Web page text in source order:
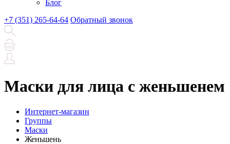
Блог
+7 (351) 265-64-64 Обратный звонок
Маски для лица с женьшенем
Интернет-магазин
Группы
Маски
Женьшень